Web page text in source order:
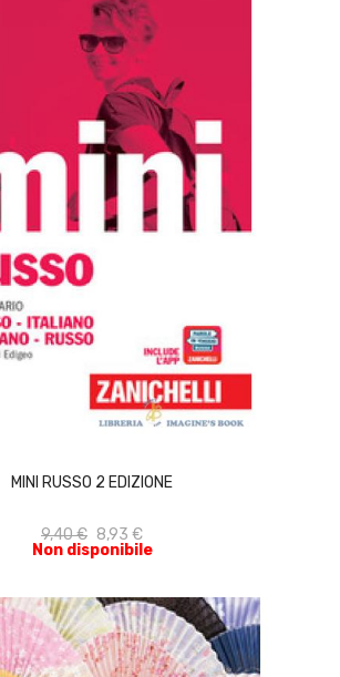
MINI RUSSO 2 EDIZIONE
9,40 € 8,93 €
Non disponibile